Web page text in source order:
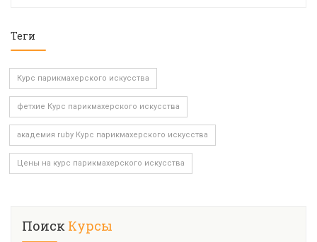
Теги
Курс парикмахерского искусства
фетхие Курс парикмахерского искусства
академия ruby Курс парикмахерского искусства
Цены на курс парикмахерского искусства
Поиск Курсы